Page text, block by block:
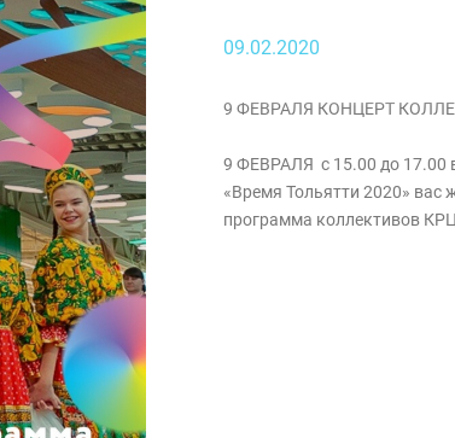
09.02.2020
9 ФЕВРАЛЯ КОНЦЕРТ
9 ФЕВРАЛЯ с 15.00 до 17.00
«Время Тольятти 2020» вас
программа коллективов